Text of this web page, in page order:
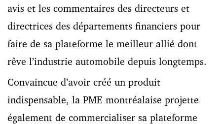
avis et les commentaires des directeurs et
directrices des départements financiers pour
faire de sa plateforme le meilleur allié dont
rêve l’industrie automobile depuis longtemps.
Convaincue d’avoir créé un produit
indispensable, la PME montréalaise projette
également de commercialiser sa plateforme